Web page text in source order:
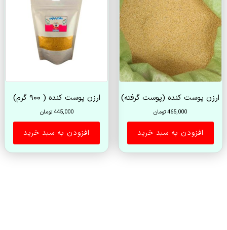
ارزن پوست کنده (پوست گرفته)
465,000تومان
افزودن به سبد خرید
ارزن پوست کنده ( ۹۰۰ گرم)
445,000تومان
افزودن به سبد خرید